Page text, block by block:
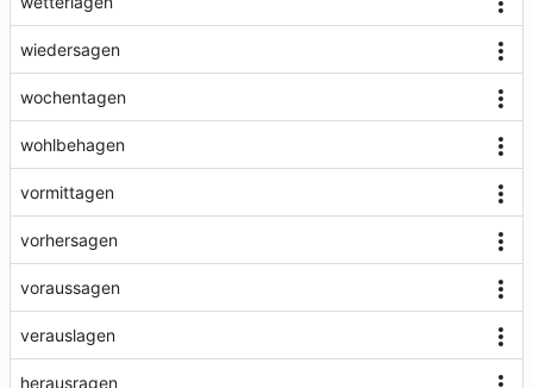
wiedersagen
wochentagen
wohlbehagen
vormittagen
vorhersagen
voraussagen
verauslagen
herausragen